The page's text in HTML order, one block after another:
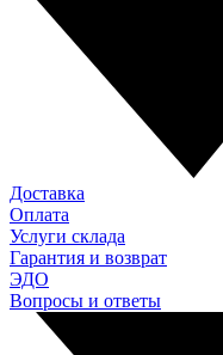
Доставка
Оплата
Услуги склада
Гарантия и возврат
ЭДО
Вопросы и ответы